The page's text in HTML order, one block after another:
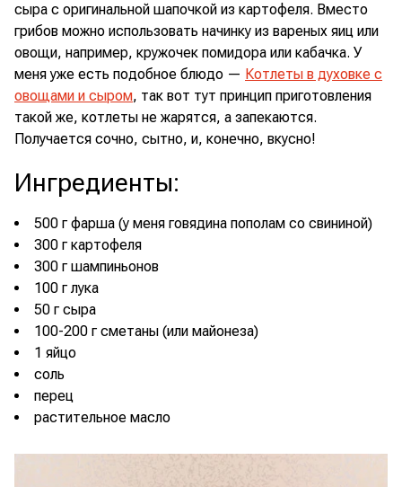
сыра с оригинальной шапочкой из картофеля. Вместо
грибов можно использовать начинку из вареных яиц или
овощи, например, кружочек помидора или кабачка. У
меня уже есть подобное блюдо — Котлеты в духовке с
овощами и сыром, так вот тут принцип приготовления
такой же, котлеты не жарятся, а запекаются.
Получается сочно, сытно, и, конечно, вкусно!
Ингредиенты:
500 г фарша (у меня говядина пополам со свининой)
300 г картофеля
300 г шампиньонов
100 г лука
50 г сыра
100-200 г сметаны (или майонеза)
1 яйцо
соль
перец
растительное масло